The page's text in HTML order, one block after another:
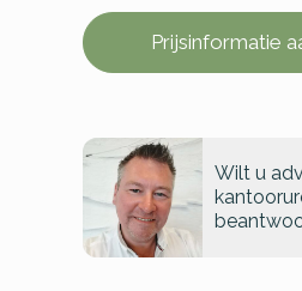
Prijsinformatie
Wilt u